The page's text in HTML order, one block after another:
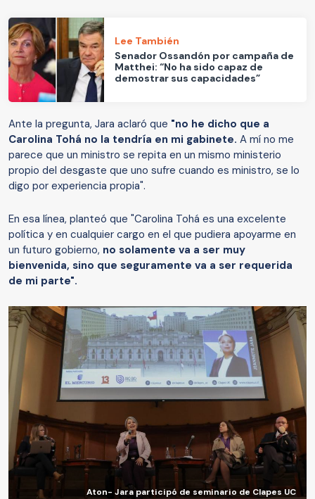
Lee También
Senador Ossandón por campaña de
Matthei: “No ha sido capaz de
demostrar sus capacidades”
Ante la pregunta, Jara aclaró que "no he dicho que a
Carolina Tohá no la tendría en mi gabinete. A mí no me
parece que un ministro se repita en un mismo ministerio
propio del desgaste que uno sufre cuando es ministro, se lo
digo por experiencia propia".
En esa línea, planteó que "Carolina Tohá es una excelente
política y en cualquier cargo en el que pudiera apoyarme en
un futuro gobierno, no solamente va a ser muy
bienvenida, sino que seguramente va a ser requerida
de mi parte".
Aton- Jara participó de seminario de Clapes UC